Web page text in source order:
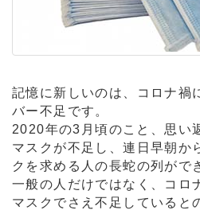
記憶に新しいのは、コロナ禍
バー不足です。
2020年の3月頃のこと、思い
マスクが不足し、連日早朝か
クを求める人の長蛇の列がで
一般の人だけではなく、コロ
マスクでさえ不足していると